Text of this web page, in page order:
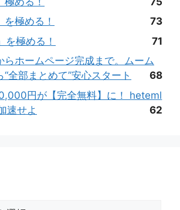
極める！
73
を極める！
71
らホームページ完成まで。ムーム
全部まとめて”安心スタート
68
円が【完全無料】に！ heteml
速せよ
62